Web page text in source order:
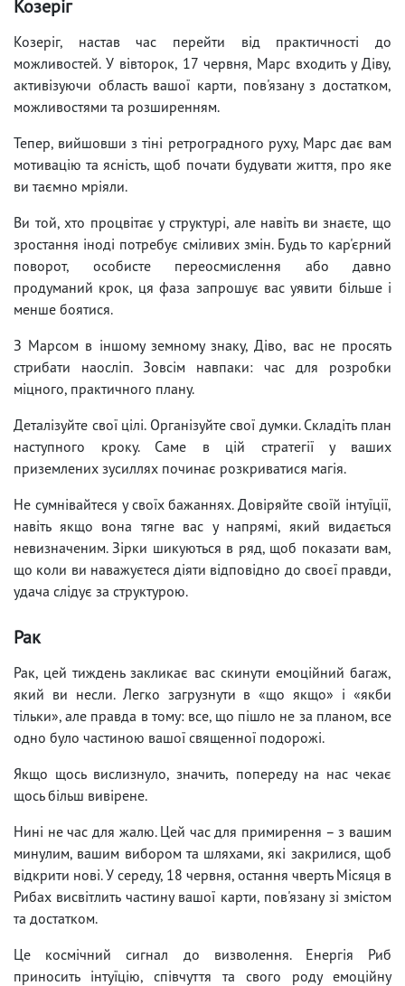
Козеріг
Козеріг, настав час перейти від практичності до
можливостей. У вівторок, 17 червня, Марс входить у Діву,
активізуючи область вашої карти, пов'язану з достатком,
можливостями та розширенням.
Тепер, вийшовши з тіні ретроградного руху, Марс дає вам
мотивацію та ясність, щоб почати будувати життя, про яке
ви таємно мріяли.
Ви той, хто процвітає у структурі, але навіть ви знаєте, що
зростання іноді потребує сміливих змін. Будь то кар'єрний
поворот, особисте переосмислення або давно
продуманий крок, ця фаза запрошує вас уявити більше і
менше боятися.
З Марсом в іншому земному знаку, Діво, вас не просять
стрибати наосліп. Зовсім навпаки: час для розробки
міцного, практичного плану.
Деталізуйте свої цілі. Організуйте свої думки. Складіть план
наступного кроку. Саме в цій стратегії у ваших
приземлених зусиллях починає розкриватися магія.
Не сумнівайтеся у своїх бажаннях. Довіряйте своїй інтуїції,
навіть якщо вона тягне вас у напрямі, який видається
невизначеним. Зірки шикуються в ряд, щоб показати вам,
що коли ви наважуєтеся діяти відповідно до своєї правди,
удача слідує за структурою.
Рак
Рак, цей тиждень закликає вас скинути емоційний багаж,
який ви несли. Легко загрузнути в «що якщо» і «якби
тільки», але правда в тому: все, що пішло не за планом, все
одно було частиною вашої священної подорожі.
Якщо щось вислизнуло, значить, попереду на нас чекає
щось більш вивірене.
Нині не час для жалю. Цей час для примирення – з вашим
минулим, вашим вибором та шляхами, які закрилися, щоб
відкрити нові. У середу, 18 червня, остання чверть Місяця в
Рибах висвітлить частину вашої карти, пов'язану зі змістом
та достатком.
Це космічний сигнал до визволення. Енергія Риб
приносить інтуїцію, співчуття та свого роду емоційну